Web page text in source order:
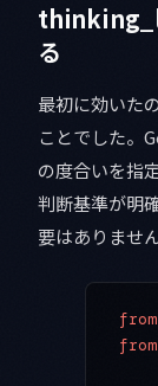
る
最初に効いた
ことでした。
の度合いを指
判断基準が明
要はありません
from
from